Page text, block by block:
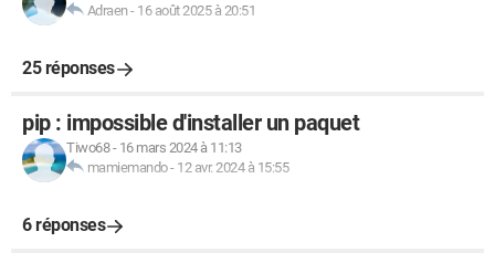
Adraen- 16 août 2025 à 20:51
25 réponses
pip : impossible d'installer un paquet
Tiwo68- 16 mars 2024 à 11:13
mamiemando- 12 avr. 2024 à 15:55
6 réponses